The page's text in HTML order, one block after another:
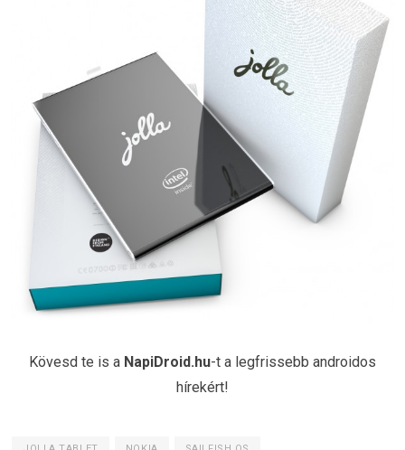
Kövesd te is a NapiDroid.hu-t a legfrissebb androidos
hírekért!